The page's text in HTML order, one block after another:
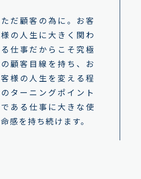
ただ顧客の為に。お客
様の人生に大きく関わ
る仕事だからこそ究極
の顧客目線を持ち、お
客様の人生を変える程
のターニングポイント
である仕事に大きな使
命感を持ち続けます。